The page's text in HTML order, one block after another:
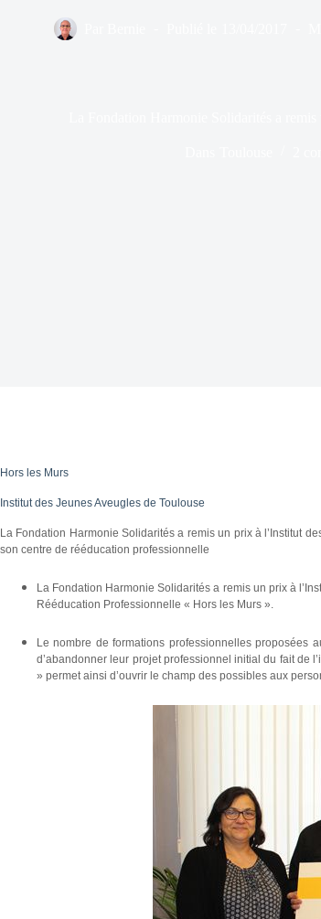
Hors les Murs
Institut des Jeunes Aveugles de Toulouse
La Fondation Harmonie Solidarités a remis un prix à l’Institut
son centre de rééducation professionnelle
La Fondation Harmonie Solidarités a remis un prix à
Rééducation Professionnelle « Hors les Murs ».
Le nombre de formations professionnelles proposées
d’abandonner leur projet professionnel initial du fait de
» permet ainsi d’ouvrir le champ des possibles aux